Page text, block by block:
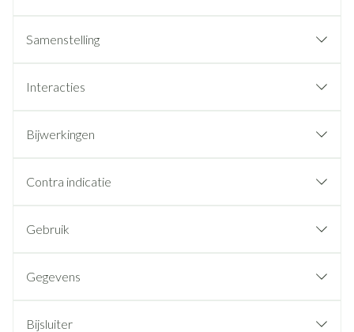
Samenstelling
Interacties
Bijwerkingen
Contra indicatie
Gebruik
Gegevens
Bijsluiter